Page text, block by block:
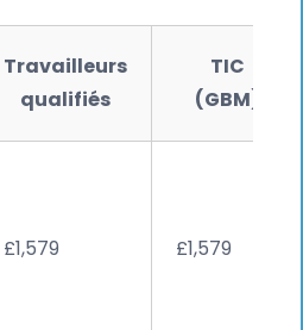
Travailleurs
qualifiés
TIC
(GBM)
£1,579 £1,579